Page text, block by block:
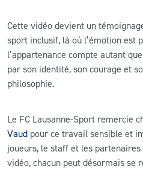
Cette vidéo devient un
sport inclusif, là où l’émotion est
l’appartenance compte autant
par son identité, son courage et
philosophie.
Le FC Lausanne-Sport remercie
Vaud pour ce travail sensible et
joueurs, le staff et les
vidéo, chacun peut désormais se